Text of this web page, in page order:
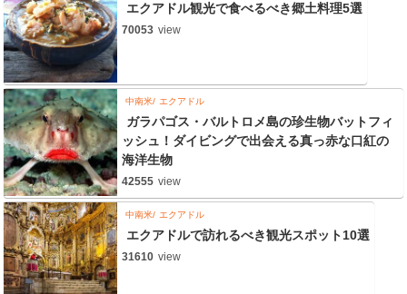
エクアドル観光で食べるべき郷土料理5選
70053 view
中南米 エクアドル
ガラパゴス・バルトロメ島の珍生物バットフィ
ッシュ！ダイビングで出会える真っ赤な口紅の
海洋生物
42555 view
中南米 エクアドル
エクアドルで訪れるべき観光スポット10選
31610 view